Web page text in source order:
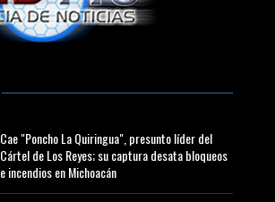
Cae "Poncho La Quiringua", presunto líder del
Cártel de Los Reyes; su captura desata bloqueos
e incendios en Michoacán